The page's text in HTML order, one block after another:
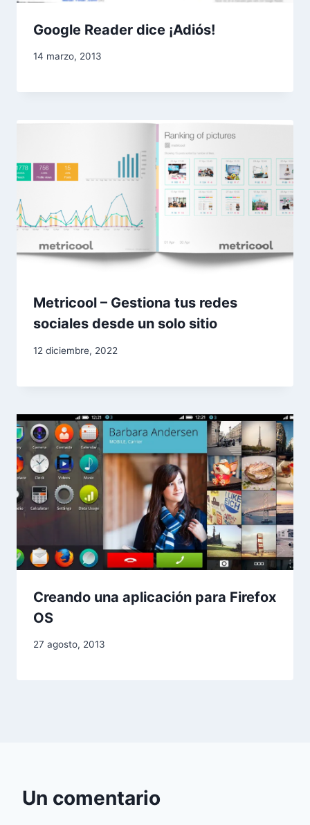
Google Reader dice ¡Adiós!
14 marzo, 2013
Metricool – Gestiona tus redes
sociales desde un solo sitio
12 diciembre, 2022
Creando una aplicación para Firefox
OS
27 agosto, 2013
Un comentario